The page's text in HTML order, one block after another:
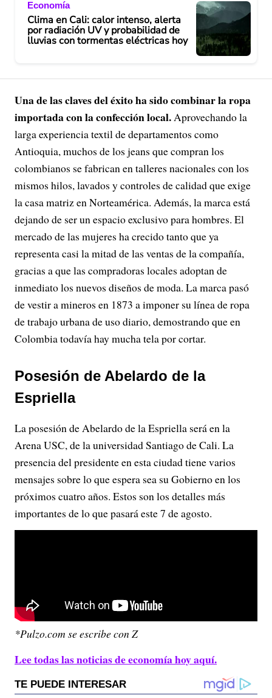
Economía
Clima en Cali: calor intenso, alerta
por radiación UV y probabilidad de
lluvias con tormentas eléctricas hoy
Una de las claves del éxito ha sido combinar la ropa
importada con la confección local.Aprovechando la
larga experiencia textil de departamentos como
Antioquia, muchos de los jeans que compran los
colombianos se fabrican en talleres nacionales con los
mismos hilos, lavados y controles de calidad que exige
la casa matriz en Norteamérica. Además, la marca está
dejando de ser un espacio exclusivo para hombres. El
mercado de las mujeres ha crecido tanto que ya
representa casi la mitad de las ventas de la compañía,
gracias a que las compradoras locales adoptan de
inmediato los nuevos diseños de moda. La marca pasó
de vestir a mineros en 1873 a imponer su línea de ropa
de trabajo urbana de uso diario, demostrando que en
Colombia todavía hay mucha tela por cortar.
Posesión de Abelardo de la
Espriella
La posesión de Abelardo de la Espriella será en la
Arena USC, de la universidad Santiago de Cali. La
presencia del presidente en esta ciudad tiene varios
mensajes sobre lo que espera sea su Gobierno en los
próximos cuatro años. Estos son los detalles más
importantes de lo que pasará este 7 de agosto.
*Pulzo.com se escribe con Z
Lee todas las noticias de economía hoy aquí.